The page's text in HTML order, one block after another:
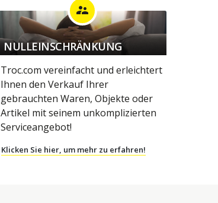
supervisor_account
NULLEINSCHRÄNKUNG
Troc.com vereinfacht und erleichtert
Ihnen den Verkauf Ihrer
gebrauchten Waren, Objekte oder
Artikel mit seinem unkomplizierten
Serviceangebot!
Klicken Sie hier, um mehr zu erfahren!